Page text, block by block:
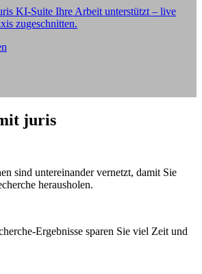
KI-Suite Ihre Arbeit unterstützt – live
zugeschnitten.
juris
sind untereinander vernetzt, damit Sie
herausholen.
Ergebnisse sparen Sie viel Zeit und